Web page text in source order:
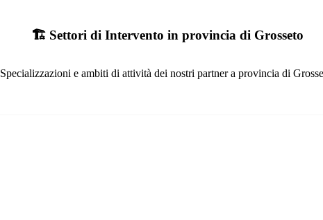
🏗️ Settori di Intervento in provincia di Grosseto
Specializzazioni e ambiti di attività dei nostri partner a provincia di